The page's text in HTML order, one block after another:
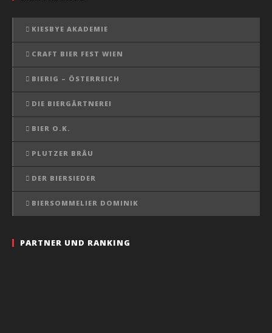
KIESBYE AKADEMIE
CRAFT BIER FEST WIEN
BIERIG – ÖSTERREICH
DIE BIERGÄRTNEREI
BIER O.K.
PLUTZER BRÄU
DER BIERSIEDER
BIERSOMMELIER DOMINIK
PARTNER UND RANKING